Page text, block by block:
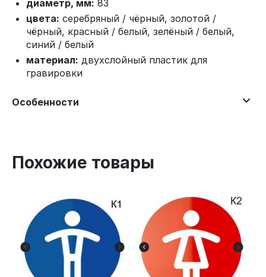
диаметр, мм: 83
цвета: серебряный / чёрный, золотой /
чёрный, красный / белый, зелёный / белый,
синий / белый
материал: двухслойный пластик для
гравировки
Особенности
Похожие товары